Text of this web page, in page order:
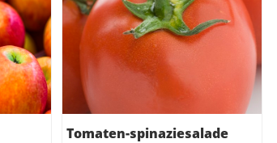
Tomaten-spinaziesalade